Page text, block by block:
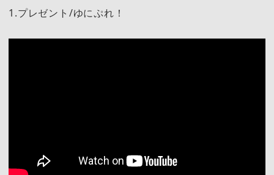
1.プレゼント/ゆにぷれ！